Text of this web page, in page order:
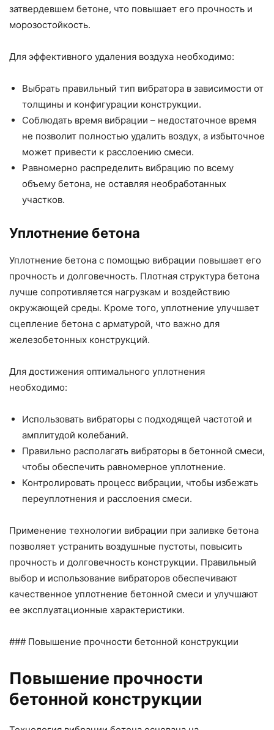
затвердевшем бетоне, что повышает его прочность и
морозостойкость.
Для эффективного удаления воздуха необходимо:
Выбрать правильный тип вибратора в зависимости от
толщины и конфигурации конструкции.
Соблюдать время вибрации – недостаточное время
не позволит полностью удалить воздух, а избыточное
может привести к расслоению смеси.
Равномерно распределить вибрацию по всему
объему бетона, не оставляя необработанных
участков.
Уплотнение бетона
Уплотнение бетона с помощью вибрации повышает его
прочность и долговечность. Плотная структура бетона
лучше сопротивляется нагрузкам и воздействию
окружающей среды. Кроме того, уплотнение улучшает
сцепление бетона с арматурой, что важно для
железобетонных конструкций.
Для достижения оптимального уплотнения
необходимо:
Использовать вибраторы с подходящей частотой и
амплитудой колебаний.
Правильно располагать вибраторы в бетонной смеси,
чтобы обеспечить равномерное уплотнение.
Контролировать процесс вибрации, чтобы избежать
переуплотнения и расслоения смеси.
Применение технологии вибрации при заливке бетона
позволяет устранить воздушные пустоты, повысить
прочность и долговечность конструкции. Правильный
выбор и использование вибраторов обеспечивают
качественное уплотнение бетонной смеси и улучшают
ее эксплуатационные характеристики.
### Повышение прочности бетонной конструкции
Повышение прочности
бетонной конструкции